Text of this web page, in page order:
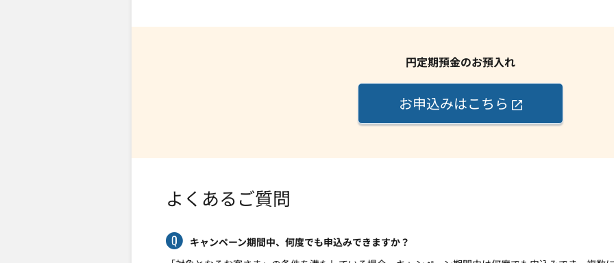
円定期預金のお預入れ
お申込みはこちら
よくあるご質問
キャンペーン期間中、何度でも申込みできますか？